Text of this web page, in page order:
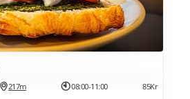
217m 08:00-11:00 85Kr